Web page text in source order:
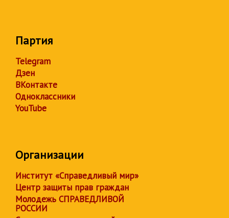
Партия
Telegram
Дзен
ВКонтакте
Одноклассники
YouTube
Организации
Институт «Справедливый мир»
Центр защиты прав граждан
Молодежь СПРАВЕДЛИВОЙ
РОССИИ